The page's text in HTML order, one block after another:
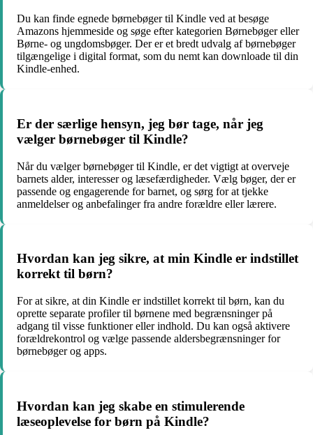
Du kan finde egnede børnebøger til Kindle ved at besøge
Amazons hjemmeside og søge efter kategorien Børnebøger eller
Børne- og ungdomsbøger. Der er et bredt udvalg af børnebøger
tilgængelige i digital format, som du nemt kan downloade til din
Kindle-enhed.
Er der særlige hensyn, jeg bør tage, når jeg
vælger børnebøger til Kindle?
Når du vælger børnebøger til Kindle, er det vigtigt at overveje
barnets alder, interesser og læsefærdigheder. Vælg bøger, der er
passende og engagerende for barnet, og sørg for at tjekke
anmeldelser og anbefalinger fra andre forældre eller lærere.
Hvordan kan jeg sikre, at min Kindle er indstillet
korrekt til børn?
For at sikre, at din Kindle er indstillet korrekt til børn, kan du
oprette separate profiler til børnene med begrænsninger på
adgang til visse funktioner eller indhold. Du kan også aktivere
forældrekontrol og vælge passende aldersbegrænsninger for
børnebøger og apps.
Hvordan kan jeg skabe en stimulerende
læseoplevelse for børn på Kindle?